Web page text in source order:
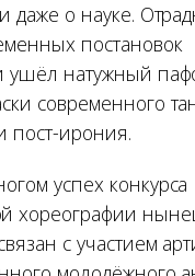
даже о науке.
постановок
ушёл натужный
современного
пост-ирония.
успех конкурса
хореографии
с участием